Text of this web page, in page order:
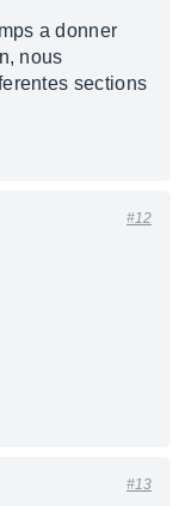
a donner
nous
sections
#12
#13